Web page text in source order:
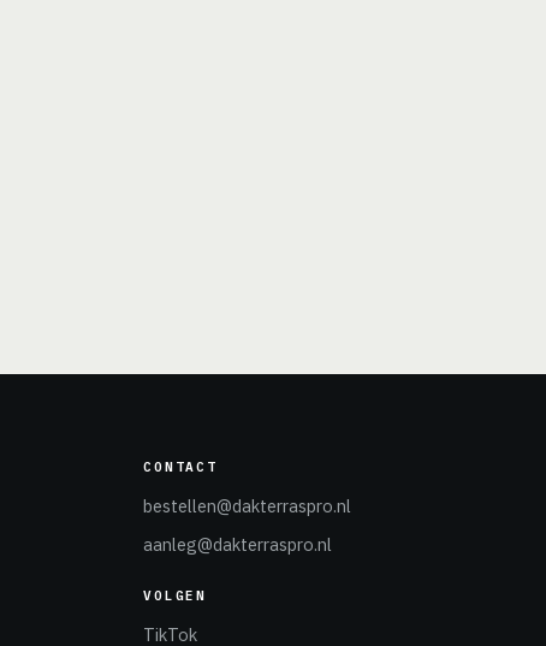
CONTACT
bestellen@dakterraspro.nl
aanleg@dakterraspro.nl
VOLGEN
TikTok